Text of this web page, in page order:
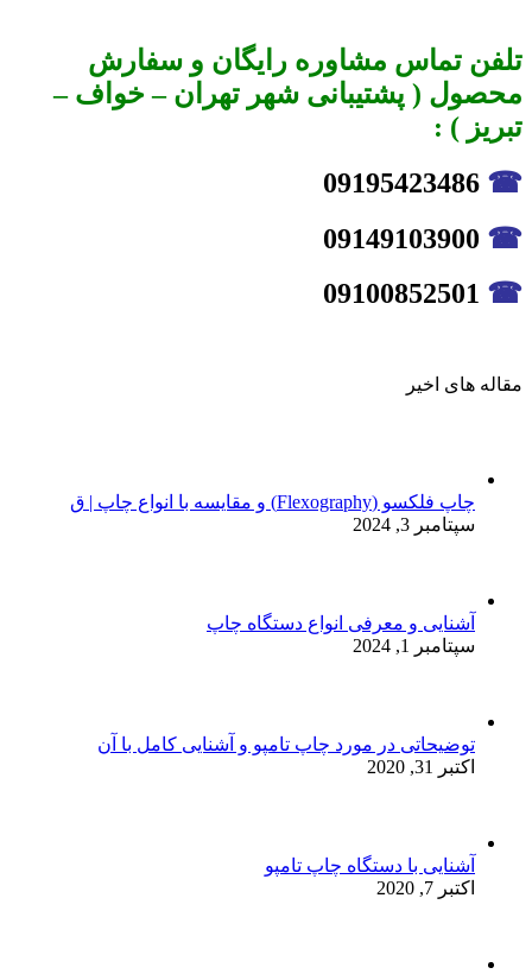
تلفن تماس مشاوره رایگان و سفارش
محصول ( پشتیبانی شهر تهران – خواف –
تبریز ) :
☎
☎
☎
مقاله های اخیر
چاپ فلکسو (Flexography) و مقایسه با انواع چاپ | ق
سپتامبر 3, 2024
آشنایی و معرفی انواع دستگاه چاپ
سپتامبر 1, 2024
توضیحاتی در مورد چاپ تامپو و آشنایی کامل با آن
اکتبر 31, 2020
آشنایی با دستگاه چاپ تامپو
اکتبر 7, 2020